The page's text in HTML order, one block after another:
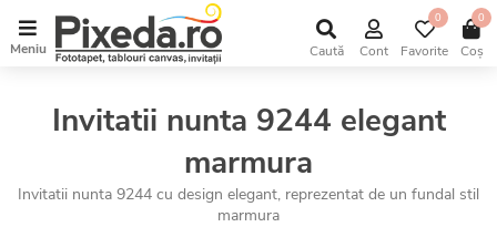
Meniu Caută Cont Favorite
0
Coș
0
Invitatii nunta 9244 elegant
marmura
Invitatii nunta 9244 cu design elegant, reprezentat de un fundal stil
marmura